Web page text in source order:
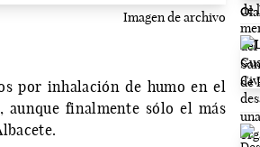
Imagen de archivo
por inhalación de humo en el
aunque finalmente sólo el más